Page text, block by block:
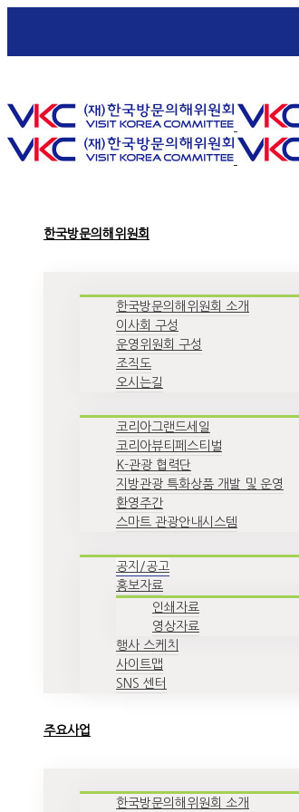
한국방문의해위원회
한국방문의해위원회 소개
이사회 구성
운영위원회 구성
조직도
오시는길
코리아그랜드세일
코리아뷰티페스티벌
K-관광 협력단
지방관광 특화상품 개발 및 운영
환영주간
스마트 관광안내시스템
공지/공고
홍보자료
인쇄자료
영상자료
행사 스케치
사이트맵
SNS 센터
주요사업
한국방문의해위원회 소개